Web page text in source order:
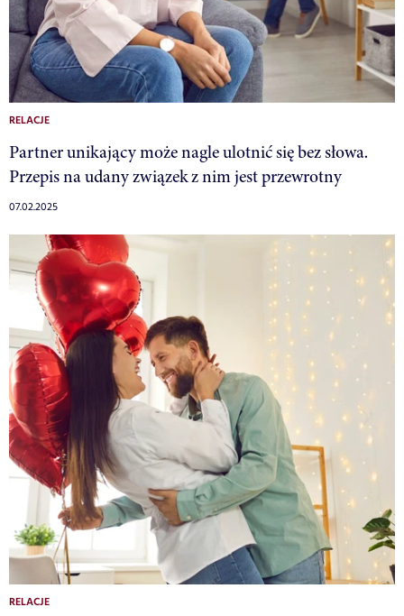
RELACJE
Partner unikający może nagle ulotnić się bez słowa.
Przepis na udany związek z nim jest przewrotny
07.02.2025
RELACJE